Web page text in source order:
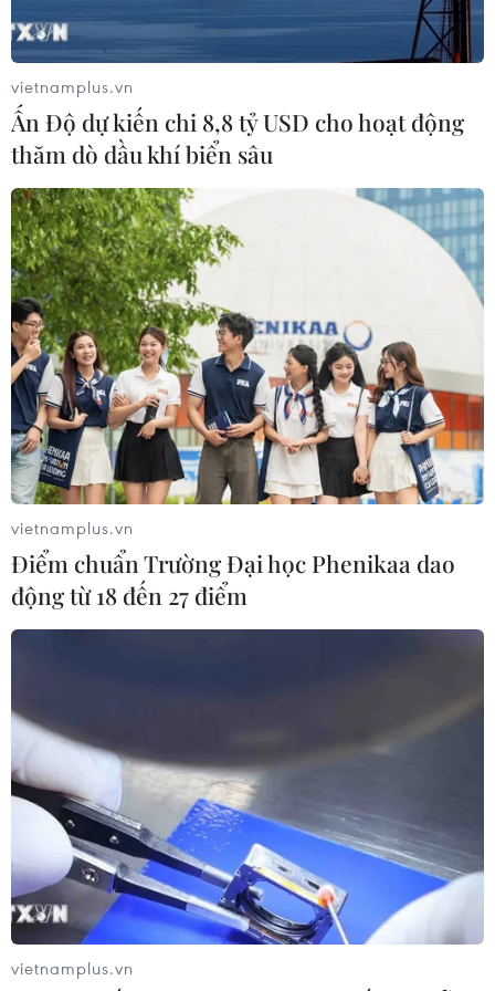
Meta tung công cụ AI lập trình tự
động cho nhà phát triển
06/08/2026 06:40
Doanh thu AI của Microsoft phụ
thuộc phần lớn vào đối tác OpenAI
06/08/2026 06:31
Xem thêm
CƠ QUAN CHỦ QUẢN: THÔNG TẤN XÃ VIỆT NAM
Tổng Biên tập: TRẦN TIẾN DUẨN
Sở hữu trí tuệ
Quy định sử dụng
RSS
Hỗ trợ
Ngôn ngữ
TTXVN
Dịch vụ tin
Quảng cáo
Liên hệ
vietnamplus.vn
Ấn Độ dự kiến chi 8,8 tỷ USD cho hoạt động
thăm dò dầu khí biển sâu
vietnamplus.vn
Điểm chuẩn Trường Đại học Phenikaa dao
động từ 18 đến 27 điểm
vietnamplus.vn